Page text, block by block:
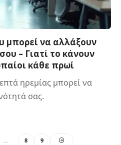
μπορεί να αλλάξουν
– Γιατί το κάνουν
κάθε πρωί
ηρεμίας μπορεί να
σας.
… 8 9